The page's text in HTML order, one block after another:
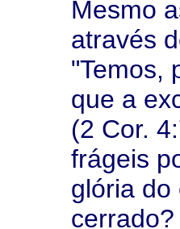
Mesmo
através
"Temos,
que a
(2 Cor.
frágeis
glória do
cerrado?